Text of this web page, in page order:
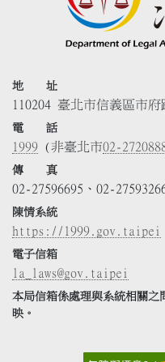
地 址
110204 臺北市信義區市府
電 話
1999 (非臺北市02-
傳 真
02-27596695、02-
陳情系統
https://1999.gov.taipei
電子信箱
la_laws@gov.taipei
本局信箱係處理與系統相關之
映。